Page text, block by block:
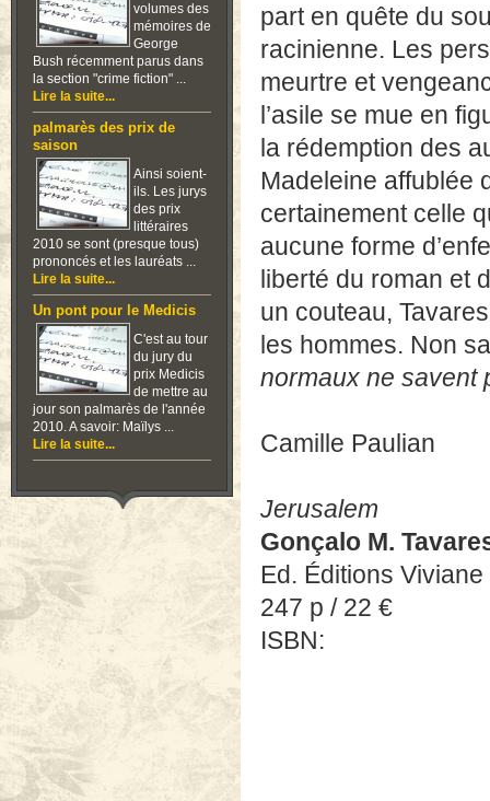
volumes des
mémoires de
George
Bush récemment parus dans
la section "crime fiction" ...
Lire la suite...
palmarès des prix de
saison
Ainsi soient-
ils. Les jurys
des prix
littéraires
2010 se sont (presque tous)
prononcés et les lauréats ...
Lire la suite...
Un pont pour le Medicis
C'est au tour
du jury du
prix Medicis
de mettre au
jour son palmarès de l'année
2010. A savoir: Maïlys ...
Lire la suite...
part en quête du
racinienne. Les
meurtre et
l’asile se mue en
la rédemption des
Madeleine affublée
certainement celle
aucune forme
liberté du roman et
un couteau,
les hommes. Non
normaux ne savent
Camille Paulian
Jerusalem
Gonçalo M.
Ed. Éditions
247 p / 22 €
ISBN: